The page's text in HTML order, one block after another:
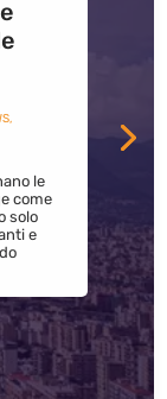
,
le
come
solo
e